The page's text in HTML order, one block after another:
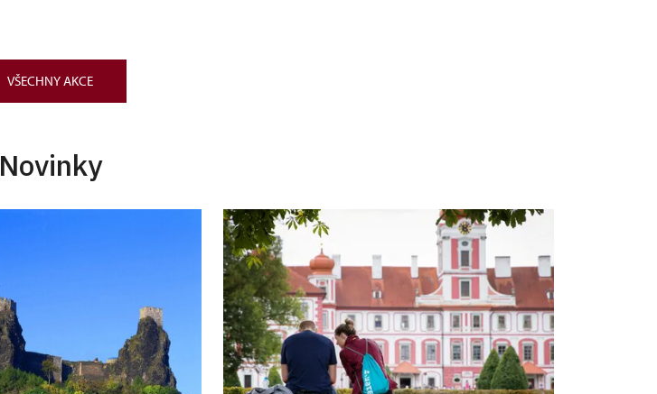
VŠECHNY AKCE
Novinky